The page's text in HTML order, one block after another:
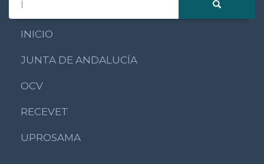
INICIO
JUNTA DE ANDALUCÍA
OCV
RECEVET
UPROSAMA